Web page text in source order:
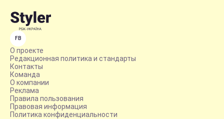
FB
О проекте
Редакционная политика и стандарты
Контакты
Команда
О компании
Реклама
Правила пользования
Правовая информация
Политика конфиденциальности